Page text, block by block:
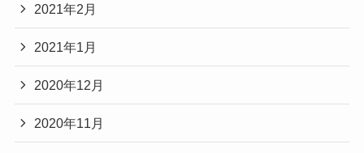
2021年2月
2021年1月
2020年12月
2020年11月